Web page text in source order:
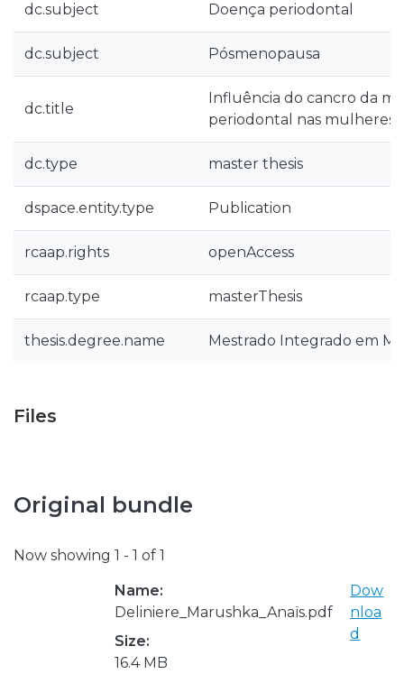
dc.subject Doença periodontal
dc.subject Pósmenopausa
dc.title
Influência do cancro da
periodontal nas mulheres
dc.type master thesis
dspace.entity.type Publication
rcaap.rights openAccess
rcaap.type masterThesis
thesis.degree.name Mestrado Integrado em
Files
Original bundle
Now showing 1 - 1 of 1
Name:
Deliniere_Marushka_Anaïs.pdf
Size:
16.4 MB
Dow
nloa
d